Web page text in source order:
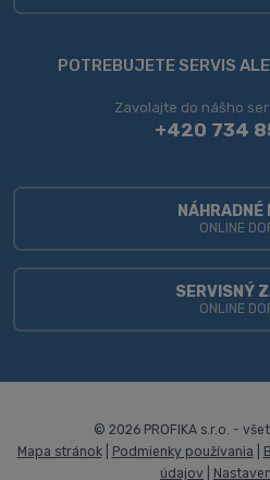
sa
nepodarilo
POTREBUJETE SERVIS
Zavolajte do nášho
+420 734
NÁHRADNÉ
ONLINE
SERVISNÝ
ONLINE
© 2026 PROFIKA s.r.o. -
Mapa stránok
Podmienky používania
údajov